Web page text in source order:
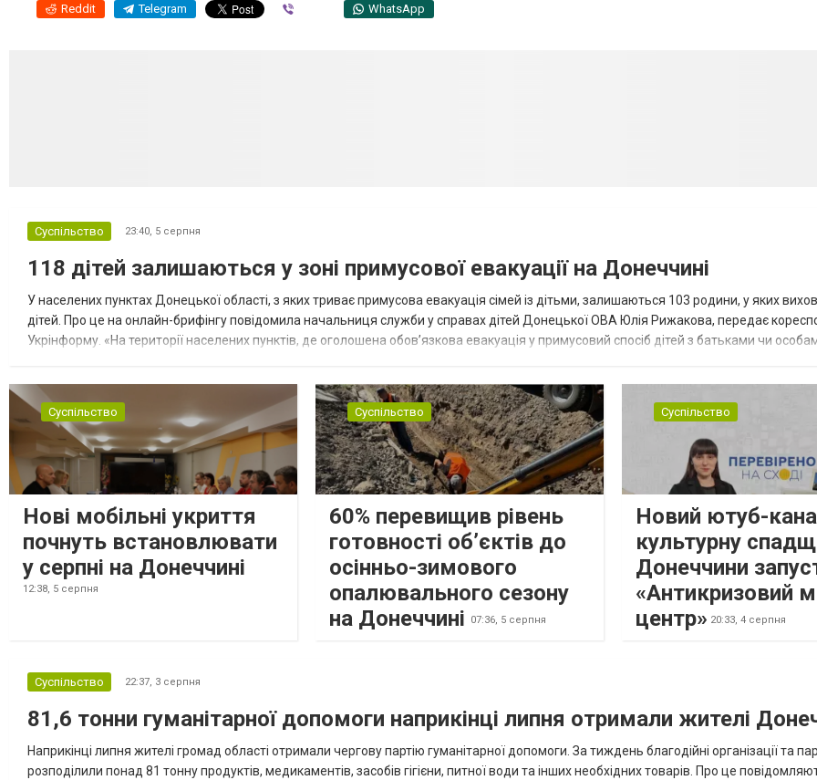
Reddit Telegram WhatsApp
Суспільство 23:40, 5 серпня
118 дітей залишаються у зоні примусової евакуації на Донеччині
У населених пунктах Донецької області, з яких триває примусова евакуація сімей із дітьми, залишаються 103 родини, у яких
дітей. Про це на онлайн-брифінгу повідомила начальниця служби у справах дітей Донецької ОВА Юлія Рижакова, передає
Укрінформу. «На території населених пунктів, де оголошена обов’язкова евакуація у примусовий спосіб дітей з батьками чи
Суспільство
Нові мобільні укриття
почнуть встановлювати
у серпні на Донеччині
12:38, 5 серпня
Суспільство
60% перевищив рівень
готовності об’єктів до
осінньо-зимового
опалювального сезону
на Донеччині
07:36, 5 серпня
Суспільство
Новий ютуб-
культурну
Донеччини
«Антикризовий
центр» 20:33, 4 серпня
Суспільство 22:37, 3 серпня
81,6 тонни гуманітарної допомоги наприкінці липня отримали жителі
Наприкінці липня жителі громад області отримали чергову партію гуманітарної допомоги. За тиждень благодійні організації та
розподілили понад 81 тонну продуктів, медикаментів, засобів гігієни, питної води та інших необхідних товарів. Про це